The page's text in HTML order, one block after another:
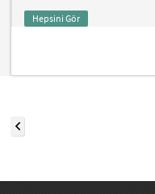
Hepsini Gör